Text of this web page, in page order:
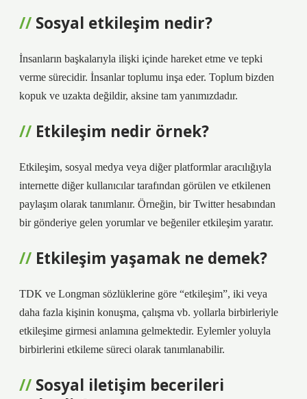
Sosyal etkileşim nedir?
İnsanların başkalarıyla ilişki içinde hareket etme ve tepki
verme sürecidir. İnsanlar toplumu inşa eder. Toplum bizden
kopuk ve uzakta değildir, aksine tam yanımızdadır.
Etkileşim nedir örnek?
Etkileşim, sosyal medya veya diğer platformlar aracılığıyla
internette diğer kullanıcılar tarafından görülen ve etkilenen
paylaşım olarak tanımlanır. Örneğin, bir Twitter hesabından
bir gönderiye gelen yorumlar ve beğeniler etkileşim yaratır.
Etkileşim yaşamak ne demek?
TDK ve Longman sözlüklerine göre “etkileşim”, iki veya
daha fazla kişinin konuşma, çalışma vb. yollarla birbirleriyle
etkileşime girmesi anlamına gelmektedir. Eylemler yoluyla
birbirlerini etkileme süreci olarak tanımlanabilir.
Sosyal iletişim becerileri